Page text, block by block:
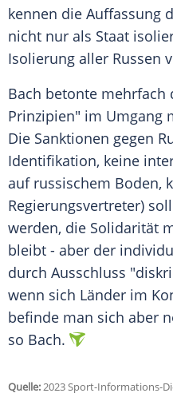
kennen die Auffassung
nicht nur als Staat
Isolierung aller Russen
Bach betonte mehrfach
Prinzipien" im Umgang
Die Sanktionen gegen
Identifikation, keine
auf russischem Boden,
Regierungsvertreter)
werden, die Solidarität
bleibt - aber der
durch Ausschluss
wenn sich Länder im
befinde man sich aber
so Bach.
Quelle:2023 Sport-Informations-